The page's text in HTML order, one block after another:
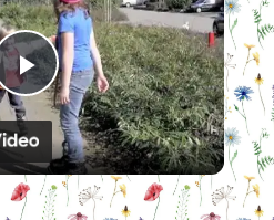
Play
Video